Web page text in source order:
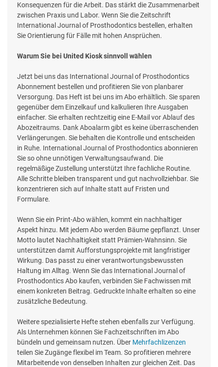
Konsequenzen für die Arbeit. Das stärkt die Zusammenarbeit
zwischen Praxis und Labor. Wenn Sie die Zeitschrift
International Journal of Prosthodontics bestellen, erhalten
Sie Orientierung für Fälle mit hohen Ansprüchen.
Warum Sie bei United Kiosk sinnvoll wählen
Jetzt bei uns das International Journal of Prosthodontics
Abonnement bestellen und profitieren Sie von planbarer
Versorgung. Das Heft ist bei uns im Abo erhältlich. Sie sparen
gegenüber dem Einzelkauf und kalkulieren Ihre Ausgaben
einfacher. Sie erhalten rechtzeitig eine E-Mail vor Ablauf des
Abozeitraums. Dank Aboalarm gibt es keine überraschenden
Verlängerungen. Sie behalten die Kontrolle und entscheiden
in Ruhe. International Journal of Prosthodontics abonnieren
Sie so ohne unnötigen Verwaltungsaufwand. Die
regelmäßige Zustellung unterstützt Ihre fachliche Routine.
Alle Schritte bleiben transparent und gut nachvollziehbar. Sie
konzentrieren sich auf Inhalte statt auf Fristen und
Formulare.
Wenn Sie ein Print-Abo wählen, kommt ein nachhaltiger
Aspekt hinzu. Mit jedem Abo werden Bäume gepflanzt. Unser
Motto lautet Nachhaltigkeit statt Prämien-Wahnsinn. Sie
unterstützen damit Aufforstungsprojekte mit langfristiger
Wirkung. Das passt zu einer verantwortungsbewussten
Haltung im Alltag. Wenn Sie das International Journal of
Prosthodontics Abo kaufen, verbinden Sie Fachwissen mit
einem konkreten Beitrag. Gedruckte Inhalte erhalten so eine
zusätzliche Bedeutung.
Weitere spezialisierte Hefte stehen ebenfalls zur Verfügung.
Als Unternehmen können Sie Fachzeitschriften im Abo
bündeln und gemeinsam nutzen. Über Mehrfachlizenzen
teilen Sie Zugänge flexibel im Team. So profitieren mehrere
Mitarbeitende von denselben Inhalten zur gleichen Zeit. Das